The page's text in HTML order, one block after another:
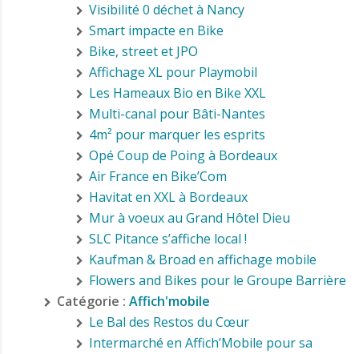
Visibilité 0 déchet à Nancy
Smart impacte en Bike
Bike, street et JPO
Affichage XL pour Playmobil
Les Hameaux Bio en Bike XXL
Multi-canal pour Bâti-Nantes
4m² pour marquer les esprits
Opé Coup de Poing à Bordeaux
Air France en Bike’Com
Havitat en XXL à Bordeaux
Mur à voeux au Grand Hôtel Dieu
SLC Pitance s’affiche local !
Kaufman & Broad en affichage mobile
Flowers and Bikes pour le Groupe Barrière
Catégorie : Affich'mobile
Le Bal des Restos du Cœur
Intermarché en Affich’Mobile pour sa